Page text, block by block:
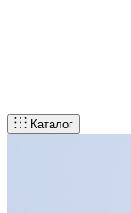
Каталог